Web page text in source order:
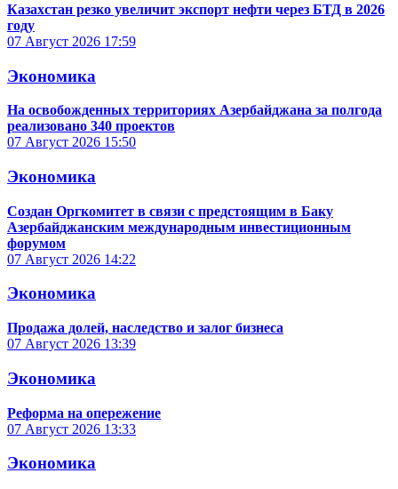
Казахстан резко увеличит экспорт нефти через БТД в 2026
году
07 Август 2026 17:59
Экономика
На освобожденных территориях Азербайджана за полгода
реализовано 340 проектов
07 Август 2026 15:50
Экономика
Создан Оргкомитет в связи с предстоящим в Баку
Азербайджанским международным инвестиционным
форумом
07 Август 2026 14:22
Экономика
Продажа долей, наследство и залог бизнеса
07 Август 2026 13:39
Экономика
Реформа на опережение
07 Август 2026 13:33
Экономика